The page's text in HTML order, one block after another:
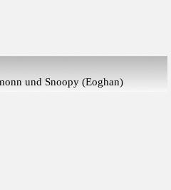
und Snoopy (Eoghan)